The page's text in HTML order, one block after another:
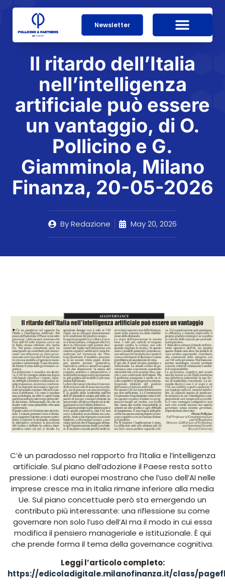
Newsletter
Il ritardo dell’Italia
nell’intelligenza
artificiale può essere
un vantaggio, di O.
Pollicino e G.
Giamminola, Milano
Finanza, 20-05-2026
ByRedazione May 20, 2026
C’è un paradosso nel rapporto fra l’Italia e l’intelligenza
artificiale. Sul piano dell’adozione il Paese resta sotto
pressione: i dati europei mostrano che l’uso dell’AI nelle
imprese cresce ma in Italia rimane inferiore alla media
Ue. Sul piano concettuale però sta emergendo un
contributo più interessante: una riflessione su come
governare non solo l’uso dell’AI ma il modo in cui essa
modifica il pensiero manageriale e istituzionale. È qui
che prende forma il tema della governance cognitiva.
Leggi l’articolo completo:
https://edicoladigitale.milanofinanza.it/class/